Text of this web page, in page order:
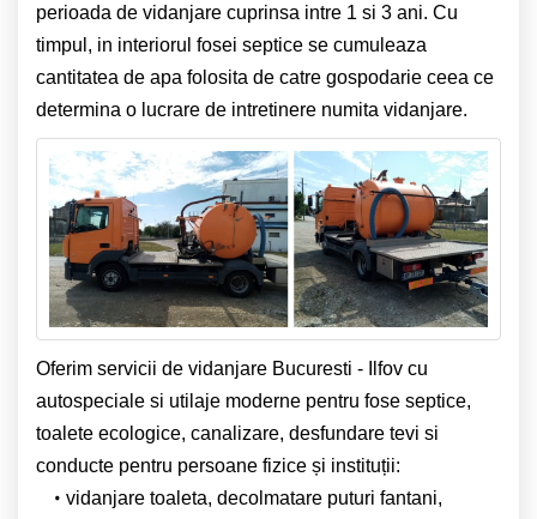
perioada de vidanjare cuprinsa intre 1 si 3 ani. Cu
timpul, in interiorul fosei septice se cumuleaza
cantitatea de apa folosita de catre gospodarie ceea ce
determina o lucrare de intretinere numita vidanjare.
Oferim servicii de vidanjare Bucuresti - Ilfov cu
autospeciale si utilaje moderne pentru fose septice,
toalete ecologice, canalizare, desfundare tevi si
conducte pentru persoane fizice și instituții:
vidanjare toaleta, decolmatare puturi fantani,